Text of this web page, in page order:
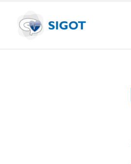
content